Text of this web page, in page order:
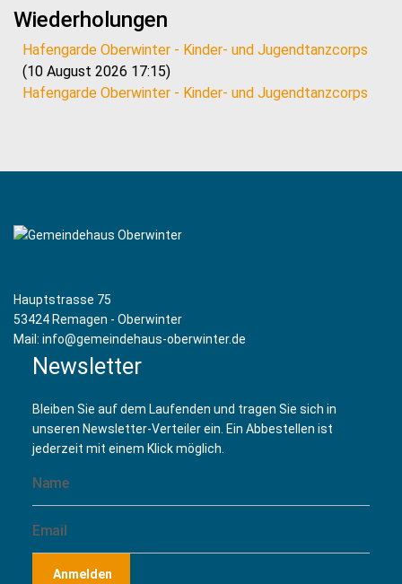
Wiederholungen
Hafengarde Oberwinter - Kinder- und Jugendtanzcorps
(10 August 2026 17:15)
Hafengarde Oberwinter - Kinder- und Jugendtanzcorps
Hafengarde Oberwinter - Kinder- und Jugendtanzcorps
(07 September 2026 17:15)
Hafengarde Oberwinter - Kinder- und Jugendtanzcorps
(21 September 2026 17:15)
Hafengarde Oberwinter - Kinder- und Jugendtanzcorps
(28 September 2026 17:15)
(05 Oktober 2026 17:15)
Hafengarde Oberwinter - Kinder- und Jugendtanzcorps
(12 Oktober 2026 17:15)
Hafengarde Oberwinter - Kinder- und Jugendtanzcorps
(19 Oktober 2026 17:15)
Hafengarde Oberwinter - Kinder- und Jugendtanzcorps
Hafengarde Oberwinter - Kinder- und Jugendtanzcorps
Hauptstrasse 75
53424 Remagen - Oberwinter
Mail: info@gemeindehaus-oberwinter.de
Newsletter
Bleiben Sie auf dem Laufenden und tragen Sie sich in
unseren Newsletter-Verteiler ein. Ein Abbestellen ist
jederzeit mit einem Klick möglich.
Anmelden